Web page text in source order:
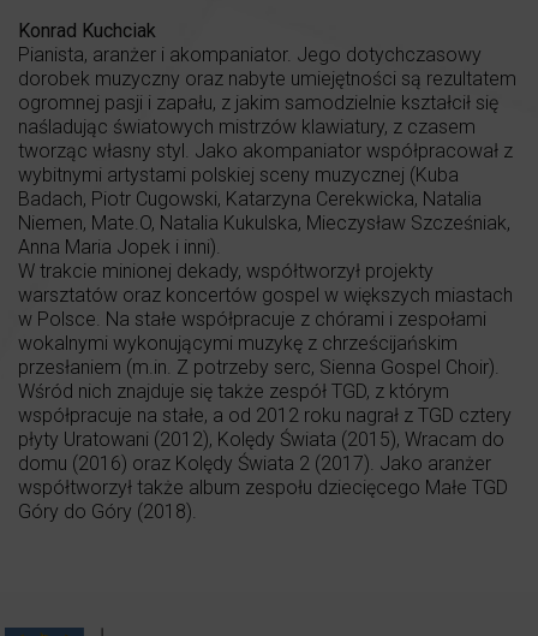
Konrad Kuchciak
Pianista, aranżer i akompaniator. Jego dotychczasowy
dorobek muzyczny oraz nabyte umiejętności są rezultatem
ogromnej pasji i zapału, z jakim samodzielnie kształcił się
naśladując światowych mistrzów klawiatury, z czasem
tworząc własny styl. Jako akompaniator współpracował z
wybitnymi artystami polskiej sceny muzycznej (Kuba
Badach, Piotr Cugowski, Katarzyna Cerekwicka, Natalia
Niemen, Mate.O, Natalia Kukulska, Mieczysław Szcześniak,
Anna Maria Jopek i inni).
W trakcie minionej dekady, współtworzył projekty
warsztatów oraz koncertów gospel w większych miastach
w Polsce. Na stałe współpracuje z chórami i zespołami
wokalnymi wykonującymi muzykę z chrześcijańskim
przesłaniem (m.in. Z potrzeby serc, Sienna Gospel Choir).
Wśród nich znajduje się także zespół TGD, z którym
współpracuje na stałe, a od 2012 roku nagrał z TGD cztery
płyty Uratowani (2012), Kolędy Świata (2015), Wracam do
domu (2016) oraz Kolędy Świata 2 (2017). Jako aranżer
współtworzył także album zespołu dziecięcego Małe TGD
Góry do Góry (2018).